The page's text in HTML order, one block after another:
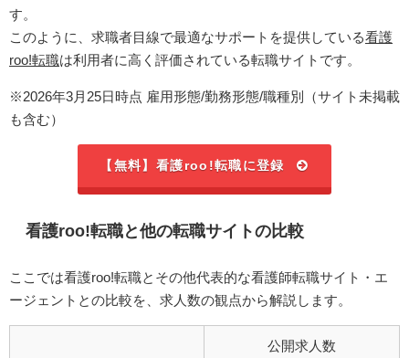
す。
このように、求職者目線で最適なサポートを提供している看護
roo!転職は利用者に高く評価されている転職サイトです。
※2026年3月25日時点 雇用形態/勤務形態/職種別（サイト未掲載
も含む）
【無料】看護roo!転職に登録
看護roo!転職と他の転職サイトの比較
ここでは看護roo!転職とその他代表的な看護師転職サイト・エ
ージェントとの比較を、求人数の観点から解説します。
公開求人数